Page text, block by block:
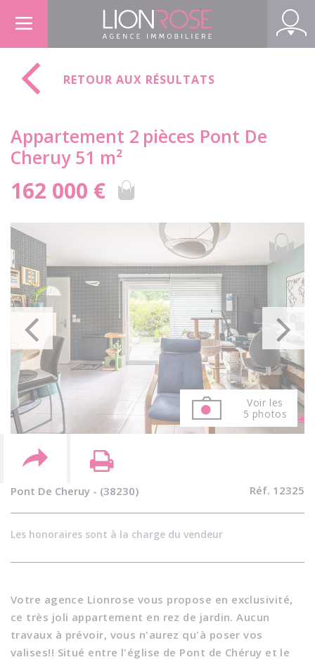
RETOUR AUX RÉSULTATS
Pont De Cheruy - (38230) Réf. 12325
Les honoraires sont à la charge du vendeur
Votre agence Lionrose vous propose en exclusivité,
ce très joli appartement en rez de jardin. Aucun
travaux à prévoir, vous n'aurez qu'à poser vos
valises!! Situé entre l'église de Pont de Chéruy et le
Appartement 2 pièces Pont De
Cheruy 51 m²
162 000 €
Voir les
5 photos
Panneau de gestion des cookies